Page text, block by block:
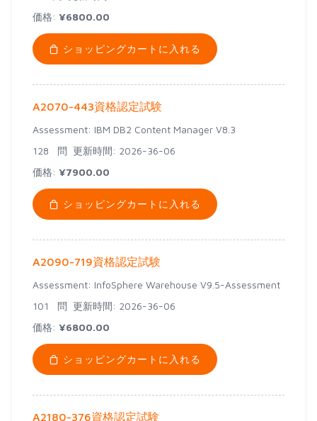
価格: ¥6800.00
ショッピングカートに入れる
A2070-443資格認定試験
Assessment: IBM DB2 Content Manager V8.3
128 問 更新時間: 2026-36-06
価格: ¥7900.00
ショッピングカートに入れる
A2090-719資格認定試験
Assessment: InfoSphere Warehouse V9.5-Assessment
101 問 更新時間: 2026-36-06
価格: ¥6800.00
ショッピングカートに入れる
A2180-376資格認定試験